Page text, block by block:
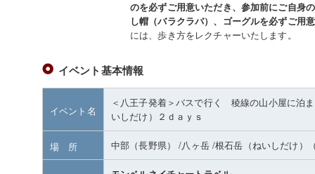
のを必ずご用意いただき、参加前にご自身
し帽（バラクラバ）、ゴーグルを必ずご用
には、歩き方をレクチャーいたします。
イベント基本情報
イベント名
＜八王子発着＞バスで行く 稜線の山小屋に
いしだけ）２ｄａｙｓ
場 所 中部（長野県） /八ヶ岳/根石岳（ねいしだけ）